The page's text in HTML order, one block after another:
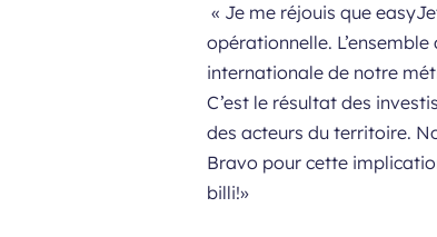
« Je me réjouis que
opérationnelle.
internationale de notre
C’est le résultat des
des acteurs du territoire.
Bravo pour cette
billi!»